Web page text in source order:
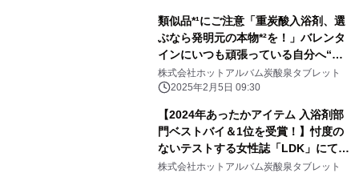
類似品*¹にご注意「重炭酸入浴剤、選
ぶなら発明元の本物*²を！」バレンタ
インにいつも頑張っている自分へ“本
物”のご褒美ギフト
株式会社ホットアルバム炭酸泉タブレット
2025年2月5日 09:30
【2024年あったかアイテム 入浴剤部
門ベストバイ＆1位を受賞！】忖度の
ないテストする女性誌「LDK」にて
『HOT TAB Natural ZEN』が見事受
株式会社ホットアルバム炭酸泉タブレット